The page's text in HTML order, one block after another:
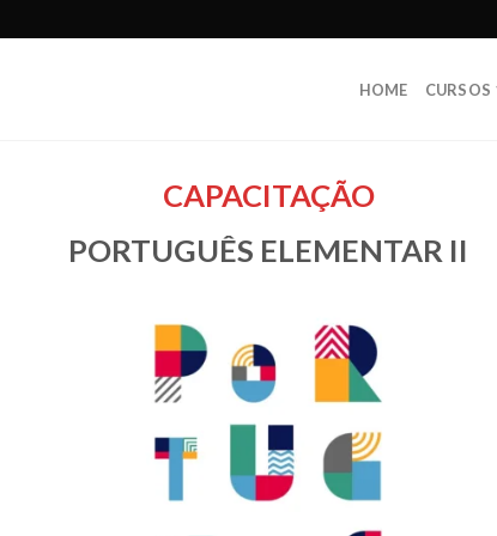
HOME CURSOS
CAPACITAÇÃO
PORTUGUÊS ELEMENTAR II